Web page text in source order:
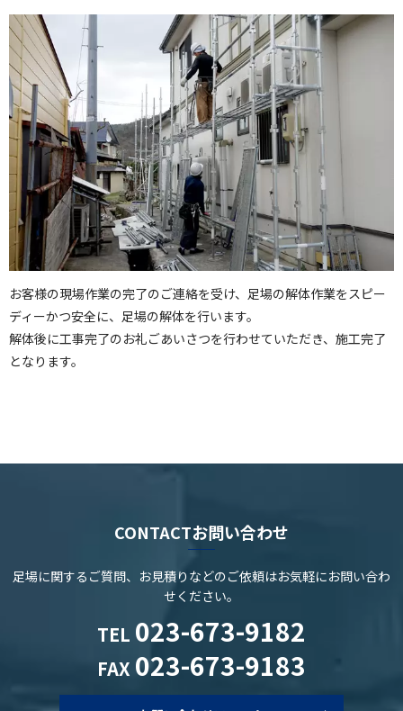
お客様の現場作業の完了のご連絡を受け、足場の解体作業をスピー
ディーかつ安全に、足場の解体を行います。
解体後に工事完了のお礼ごあいさつを行わせていただき、施工完了
となります。
CONTACTお問い合わせ
足場に関するご質問、お見積りなどのご依頼はお気軽にお問い合わ
せください。
TEL 023-673-9182
FAX 023-673-9183